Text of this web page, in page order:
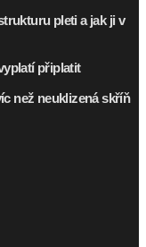
pleti a jak ji v
připlatit
než neuklizená skříň